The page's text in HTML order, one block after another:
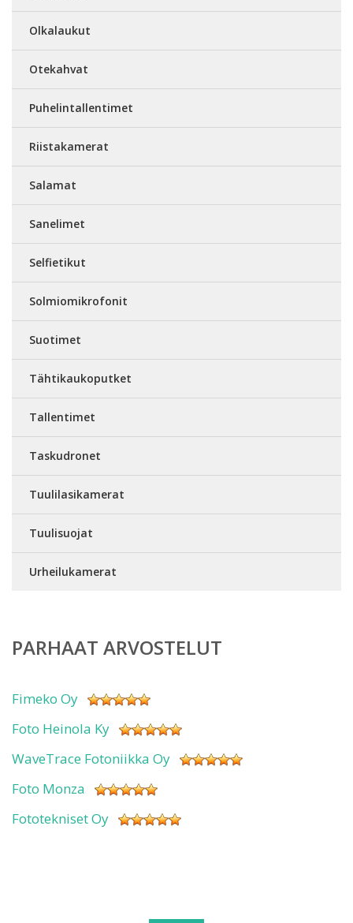
Olkalaukut
Otekahvat
Puhelintallentimet
Riistakamerat
Salamat
Sanelimet
Selfietikut
Solmiomikrofonit
Suotimet
Tähtikaukoputket
Tallentimet
Taskudronet
Tuulilasikamerat
Tuulisuojat
Urheilukamerat
PARHAAT ARVOSTELUT
Fimeko Oy
Foto Heinola Ky
WaveTrace Fotoniikka Oy
Foto Monza
Fototekniset Oy